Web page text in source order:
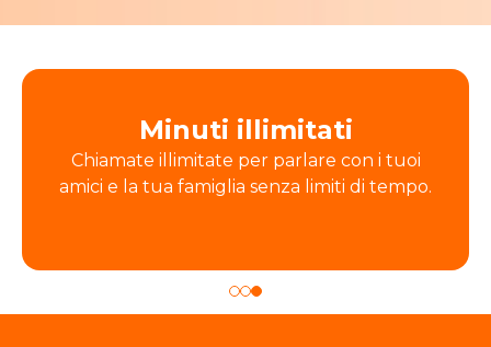
Minuti illimitati
Chiamate illimitate per parlare con i tuoi
amici e la tua famiglia senza limiti di tempo.